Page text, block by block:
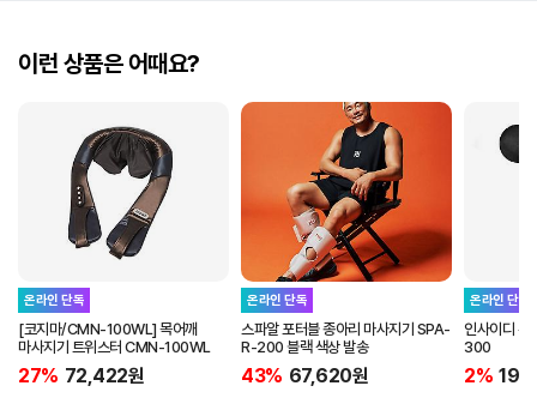
이런 상품은 어때요?
온라인 단독
[코지마/CMN-100WL] 목어깨
마사지기 트위스터 CMN-100WL
27% 72,422원
온라인 단독
스파알 포터블 종아리 마사지기 SPA-
R-200 블랙 색상 발송
43% 67,620원
온라인 단독
인사이디 무
300
2%